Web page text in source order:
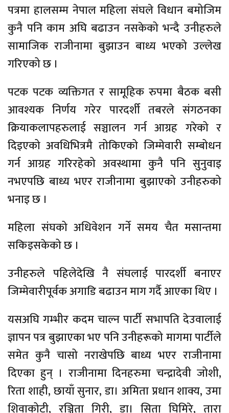
पत्रमा हालसम्म नेपाल महिला संघले विधान बमोजिम
कुनै पनि काम अघि बढाउन नसकेको भन्दै उनीहरुले
सामाजिक राजीनामा बुझाउन बाध्य भएको उल्लेख
गरिएको छ ।
पटक पटक व्यक्तिगत र सामूहिक रुपमा बैठक बसी
आवश्यक निर्णय गरेर पारदर्शी तबरले संगठनका
क्रियाकलापहरुलाई सञ्चालन गर्न आग्रह गरेको र
दिइएको अवधिभित्रमै तोकिएको जिम्मेवारी सम्बोधन
गर्न आग्रह गरिरहेको अवस्थामा कुनै पनि सुनुवाइ
नभएपछि बाध्य भएर राजीनामा बुझाएको उनीहरुको
भनाइ छ ।
महिला संघको अधिवेशन गर्ने समय चैत मसान्तमा
सकिइसकेको छ ।
उनीहरुले पहिलेदेखि नै संघलाई पारदर्शी बनाएर
जिम्मेवारीपूर्वक अगाडि बढाउन माग गर्दै आएका थिए ।
यसअघि गम्भीर कदम चाल्न पार्टी सभापति देउवालाई
ज्ञापन पत्र बुझाएका भए पनि उनीहरूको मागमा पार्टीले
समेत कुनै चासो नराखेपछि बाध्य भएर राजीनामा
दिएका हुन् । राजीनामा दिनहरुमा चन्द्रादेवी जोशी,
रिता शाही, छायाँ सुनार, डा। अमिता प्रधान शाक्य, उमा
शिवाकोटी, रञ्जिता गिरी, डा। सिता घिमिरे, तारा